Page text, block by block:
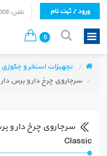
تلفن: 77297009-021 ورود / ثبت نام
0
تجهیزات استخر و جکوزی
سرجاروی چرخ دار و برس دار KOKIDO مدل Classic
Classic